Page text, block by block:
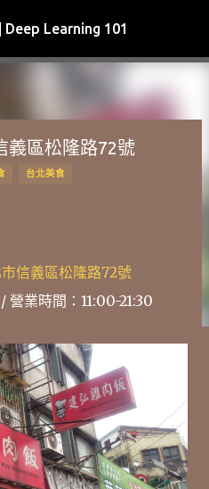
要內容
Deep Learning 101
義區松隆路72號
台北美食
信義區松隆路72號
業時間：11:00-21:30